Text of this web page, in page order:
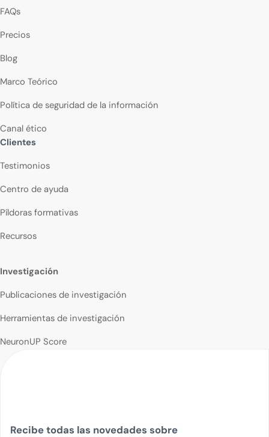
FAQs
Precios
Blog
Marco Teórico
Política de seguridad de la información
Canal ético
Clientes
Testimonios
Centro de ayuda
Píldoras formativas
Recursos
Investigación
Publicaciones de investigación
Herramientas de investigación
NeuronUP Score
Recibe todas las novedades sobre